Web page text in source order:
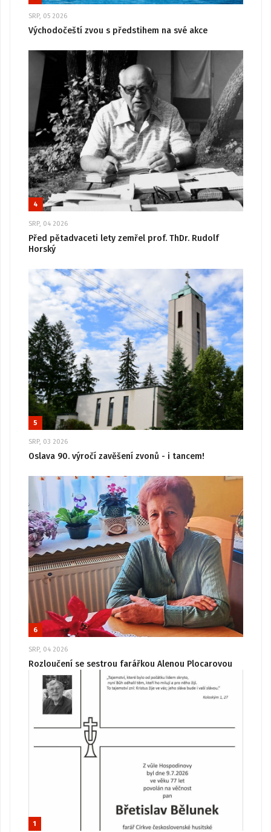
SRP, 05 2026
Východočeští zvou s předstihem na své akce
4
SRP, 04 2026
Před pětadvaceti lety zemřel prof. ThDr. Rudolf
Horský
5
SRP, 03 2026
Oslava 90. výročí zavěšení zvonů - i tancem!
6
SRP, 04 2026
Rozloučení se sestrou farářkou Alenou Plocarovou
1